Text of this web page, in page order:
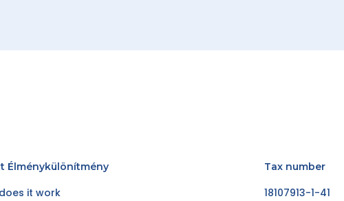
Élménykülönítmény
it work
Tax number
18107913-1-41